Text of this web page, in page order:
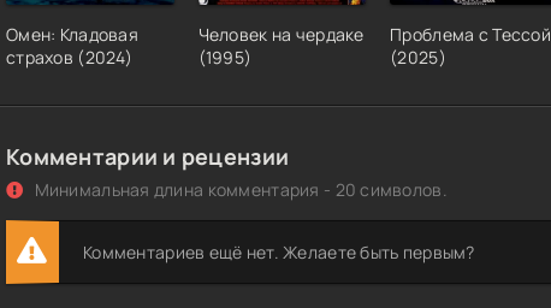
Омен: Кладовая
страхов (2024)
Человек на чердаке
(1995)
Проблема с Тессой
(2025)
Комментарии и рецензии
Минимальная длина комментария - 20 символов.
Комментариев ещё нет. Желаете быть первым?